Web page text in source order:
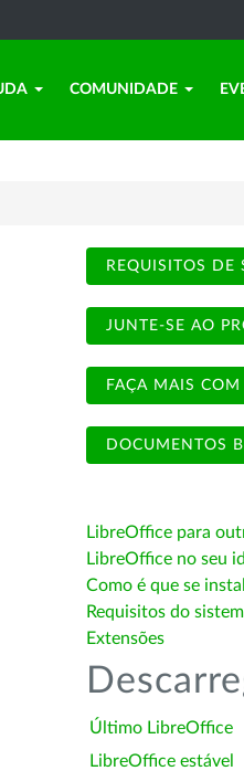
COMUNIDADE
REQUISITOS DE
JUNTE-SE AO
FAÇA MAIS
DOCUMENTOS
LibreOffice para
LibreOffice no seu
Como é que se
Requisitos do
Extensões
Último LibreOffice
LibreOffice estável